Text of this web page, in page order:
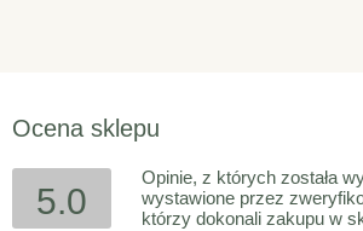
Ocena sklepu
5.0
Opinie, z których została
wystawione przez
którzy dokonali zakupu w